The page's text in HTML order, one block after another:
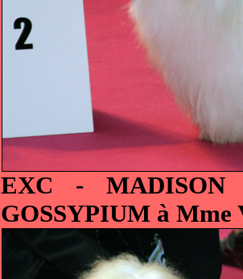
EXC - MADISON
GOSSYPIUM à